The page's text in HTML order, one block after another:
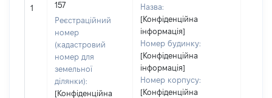
1
157
Реєстраційний
номер
(кадастровий
номер для
земельної
ділянки):
[Конфіденційна
Назва:
[Конфіденційна
інформація]
Номер будинку:
[Конфіденційна
інформація]
Номер корпусу:
[Конфіденційна